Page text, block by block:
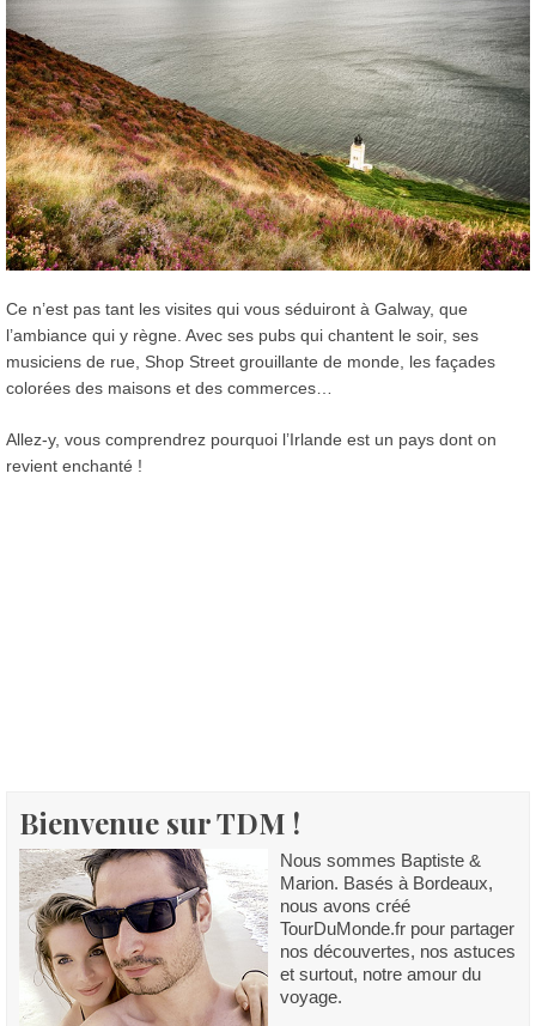
Ce n’est pas tant les visites qui vous séduiront à Galway, que
l’ambiance qui y règne. Avec ses pubs qui chantent le soir, ses
musiciens de rue, Shop Street grouillante de monde, les façades
colorées des maisons et des commerces…
Allez-y, vous comprendrez pourquoi l’Irlande est un pays dont on
revient enchanté !
Bienvenue sur TDM !
Nous sommes Baptiste &
Marion. Basés à Bordeaux,
nous avons créé
TourDuMonde.fr pour partager
nos découvertes, nos astuces
et surtout, notre amour du
voyage.